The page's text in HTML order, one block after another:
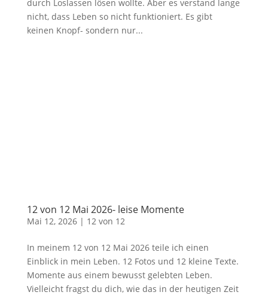
durch Loslassen lösen wollte. Aber es verstand lange
nicht, dass Leben so nicht funktioniert. Es gibt
keinen Knopf- sondern nur...
12 von 12 Mai 2026- leise Momente
Mai 12, 2026| 12 von 12
In meinem 12 von 12 Mai 2026 teile ich einen
Einblick in mein Leben. 12 Fotos und 12 kleine Texte.
Momente aus einem bewusst gelebten Leben.
Vielleicht fragst du dich, wie das in der heutigen Zeit